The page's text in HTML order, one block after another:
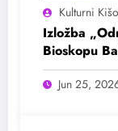
Kulturni
Izložba
Bioskopu
Jun 25,